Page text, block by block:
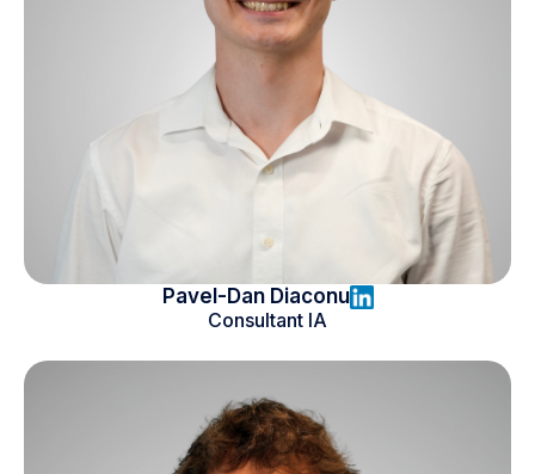
Pavel-Dan Diaconu
Consultant IA